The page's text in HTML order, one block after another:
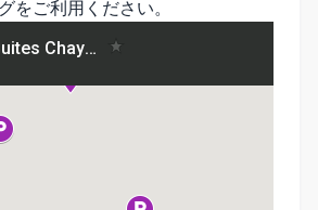
をご利用ください。